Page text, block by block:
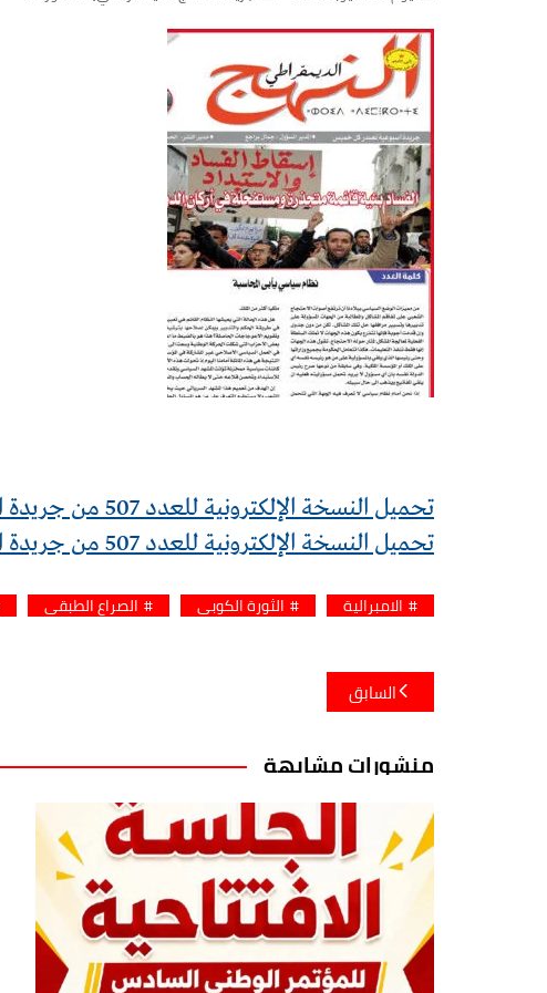
تحميل النسخة الإلكترونية للعدد 507 من جريدة النهج الديمقراطي
تحميل النسخة الإلكترونية للعدد 507 من جريدة النهج الديمقراطي PDF
الامبرالية الثورة الكوبي الصراع الطبقي
تصفّح
المقالات
السابق
منشورات مشابهة